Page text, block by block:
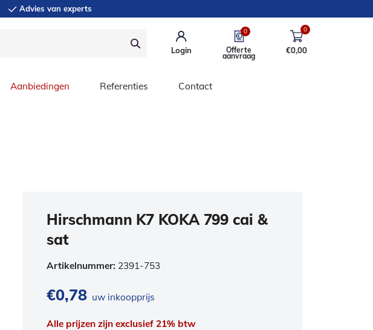
Advies van experts
Login
0
Offerte
aanvraag
0
€0,00
Aanbiedingen Referenties Contact
Hirschmann K7 KOKA 799 cai &
sat
Artikelnummer: 2391-753
€0,78 uw inkoopprijs
Alle prijzen zijn exclusief 21% btw